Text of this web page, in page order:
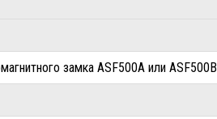
замка ASF500A или ASF500B